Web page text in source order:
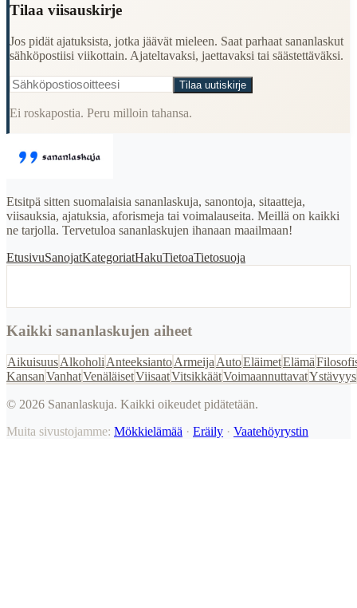
Tilaa viisauskirje
Jos pidät ajatuksista, jotka jäävät mieleen. Saat parhaat sananlaskut
sähköpostiisi viikottain. Ajateltavaksi, jaettavaksi tai säästettäväksi.
Tilaa uutiskirje
Ei roskapostia. Peru milloin tahansa.
Etsitpä sitten suomalaisia sananlaskuja, sanontoja, sitaatteja,
viisauksia, ajatuksia, aforismeja tai voimalauseita. Meillä on kaikki
ne tarjolla. Tervetuloa sananlaskujen ihanaan maailmaan!
EtusivuSanojatKategoriatHakuTietoaTietosuoja
Kaikki sananlaskujen aiheet
AikuisuusAlkoholi AnteeksiantoArmeija AutoEläimetElämä
KansanVanhatVenäläisetViisaatVitsikkäätVoimaannuttavatYstävyys
© 2026 Sananlaskuja. Kaikki oikeudet pidätetään.
Muita sivustojamme: Mökkielämää · Eräily · Vaatehöyrystin